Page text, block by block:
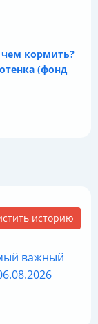
чем кормить?
(фонд
историю
важный